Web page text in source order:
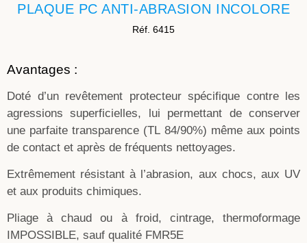
PLAQUE PC ANTI-ABRASION INCOLORE
Réf. 6415
Avantages :
Doté d’un revêtement protecteur spécifique contre les
agressions superficielles, lui permettant de conserver
une parfaite transparence (TL 84/90%) même aux points
de contact et après de fréquents nettoyages.
Extrêmement résistant à l’abrasion, aux chocs, aux UV
et aux produits chimiques.
Pliage à chaud ou à froid, cintrage, thermoformage
IMPOSSIBLE, sauf qualité FMR5E